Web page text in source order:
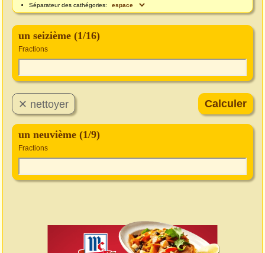
Séparateur des cathégories:
un seizième (1/16)
Fractions
un neuvième (1/9)
Fractions